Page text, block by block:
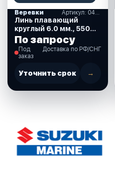
Веревки
Линь плавающий
круглый 6.0 мм., 550
кг., 25 м., евромоток
(04367)
По запросу
Под
заказ
Доставка по РФ/СНГ
Уточнить срок →